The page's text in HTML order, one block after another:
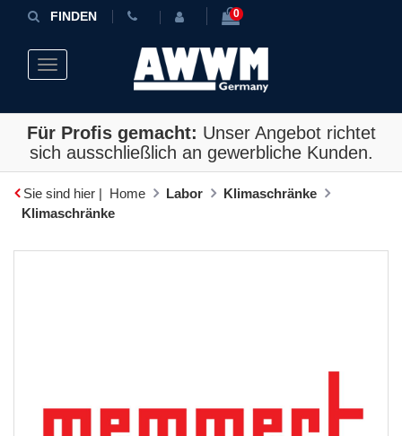
FINDEN 0
Toggle navigation
Für Profis gemacht: Unser Angebot richtet
sich ausschließlich an gewerbliche Kunden.
Sie sind hier | Home Labor
Klimaschränke
Klimaschränke